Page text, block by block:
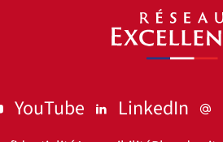
LinkedIn
YouTube